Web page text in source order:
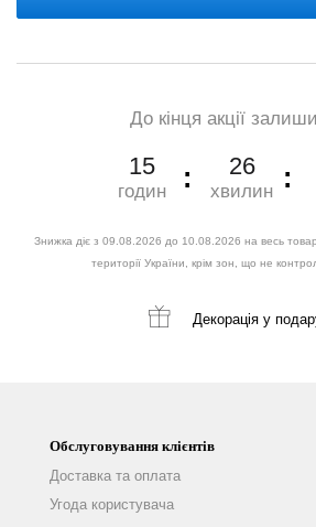
До кінця акції
15
годин
26
хвилин
Знижка діє з 09.08.2026 до 10.08.2026 на весь товар
території України, крім зон, що не
Декорація у
Обслуговування клієнтів
Доставка та оплата
Угода користувача